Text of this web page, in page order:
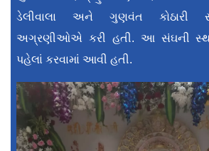
ડેલીવાલા અને ગુણવંત કોઠારી
અગ્રણીઓએ કરી હતી. આ સંઘની
પહેલાં કરવામાં આવી હતી.